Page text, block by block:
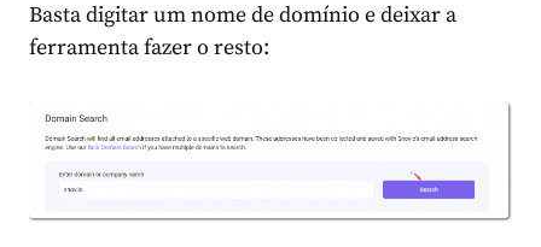
Basta digitar um nome de domínio e deixar a
ferramenta fazer o resto: